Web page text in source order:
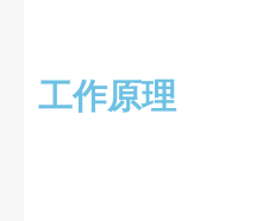
工作原理